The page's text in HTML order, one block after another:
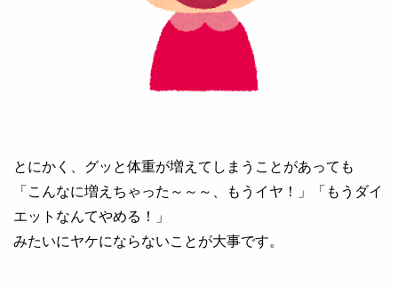
とにかく、グッと体重が増えてしまうことがあっても
「こんなに増えちゃった～～～、もうイヤ！」「もうダイ
エットなんてやめる！」
みたいにヤケにならないことが大事です。